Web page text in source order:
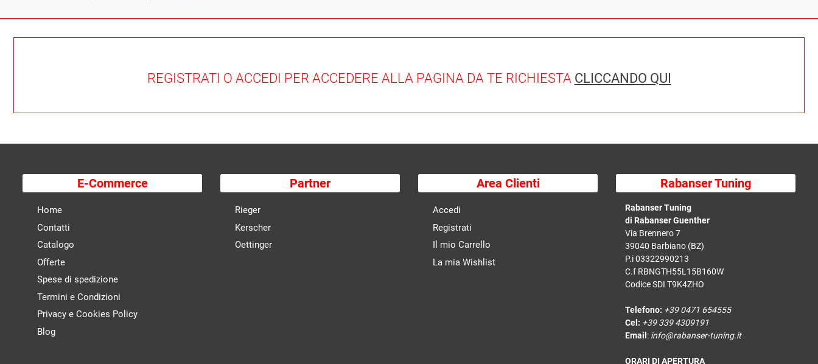
REGISTRATI O ACCEDI PER ACCEDERE ALLA PAGINA DA TE RICHIESTA CLICCANDO QUI
E-Commerce
Home
Contatti
Catalogo
Offerte
Spese di spedizione
Termini e Condizioni
Privacy e Cookies Policy
Blog
Partner
Rieger
Kerscher
Oettinger
Area Clienti
Accedi
Registrati
Il mio Carrello
La mia Wishlist
Rabanser Tuning
Rabanser Tuning
di Rabanser Guenther
Via Brennero 7
39040 Barbiano (BZ)
P.i 03322990213
C.f RBNGTH55L15B160W
Codice SDI T9K4ZHO
Telefono: +39 0471 654555
Cel: +39 339 4309191
Email : info@rabanser-tuning.it
ORARI DI APERTURA